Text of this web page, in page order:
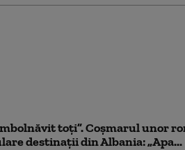
toți”. Coșmarul unor
destinații din Albania: „Apa...